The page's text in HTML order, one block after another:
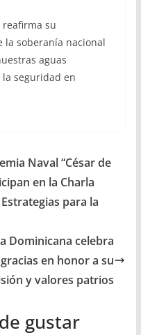
reafirma su
la soberanía nacional
aguas
seguridad en
Naval “César de
en la Charla
para la
Dominicana celebra
en honor a su
y valores patrios
gustar